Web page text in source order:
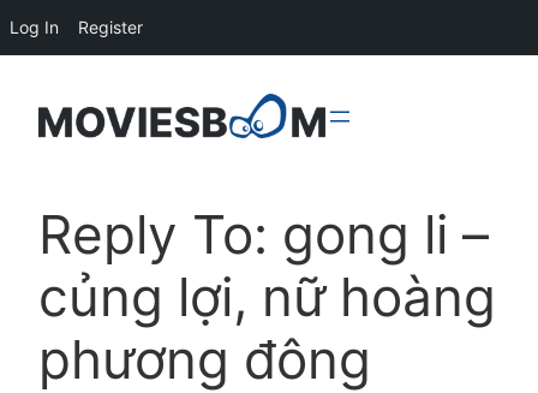
Reply To: gong li –
củng lợi, nữ hoàng
phương đông
Log In Register